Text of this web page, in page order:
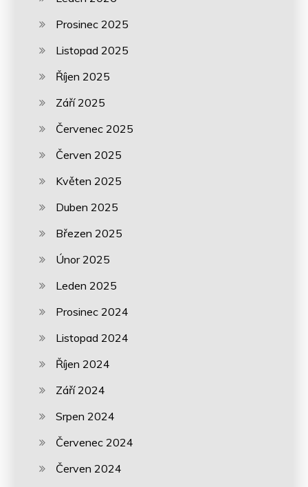
Prosinec 2025
Listopad 2025
Říjen 2025
Září 2025
Červenec 2025
Červen 2025
Květen 2025
Duben 2025
Březen 2025
Únor 2025
Leden 2025
Prosinec 2024
Listopad 2024
Říjen 2024
Září 2024
Srpen 2024
Červenec 2024
Červen 2024